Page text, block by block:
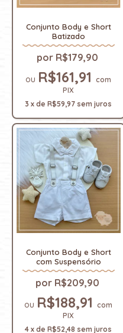
Conjunto Body e Short
Batizado
R$179,90
R$161,91com
PIX
3 xdeR$59,97 sem juros
Conjunto Body e Short
com Suspensório
R$209,90
R$188,91com
PIX
4 xdeR$52,48 sem juros